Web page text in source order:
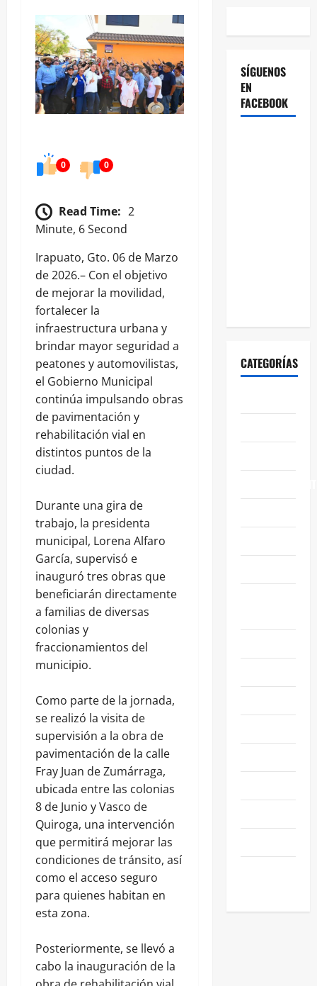
0 0
Read Time: 2
Minute, 6 Second
Irapuato, Gto. 06 de Marzo
de 2026.– Con el objetivo
de mejorar la movilidad,
fortalecer la
infraestructura urbana y
brindar mayor seguridad a
peatones y automovilistas,
el Gobierno Municipal
continúa impulsando obras
de pavimentación y
rehabilitación vial en
distintos puntos de la
ciudad.
Durante una gira de
trabajo, la presidenta
municipal, Lorena Alfaro
García, supervisó e
inauguró tres obras que
beneficiarán directamente
a familias de diversas
colonias y
fraccionamientos del
municipio.
Como parte de la jornada,
se realizó la visita de
supervisión a la obra de
pavimentación de la calle
Fray Juan de Zumárraga,
ubicada entre las colonias
8 de Junio y Vasco de
Quiroga, una intervención
que permitirá mejorar las
condiciones de tránsito, así
como el acceso seguro
para quienes habitan en
esta zona.
Posteriormente, se llevó a
cabo la inauguración de la
SÍGUENOS
EN
FACEBOOK
CATEGORÍAS